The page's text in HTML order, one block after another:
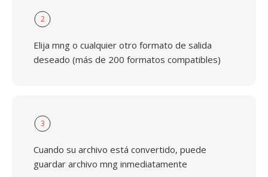
2
Elija mng o cualquier otro formato de salida
deseado (más de 200 formatos compatibles)
3
Cuando su archivo está convertido, puede
guardar archivo mng inmediatamente